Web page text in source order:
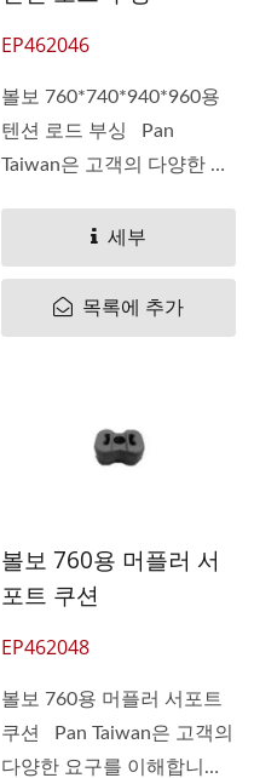
EP462046
볼보 760*740*940*960용
텐션 로드 부싱 Pan
Taiwan은 고객의 다양한 요
세부
목록에 추가
볼보 760용 머플러 서
포트 쿠션
EP462048
볼보 760용 머플러 서포트
쿠션 Pan Taiwan은 고객의
다양한 요구를 이해합니